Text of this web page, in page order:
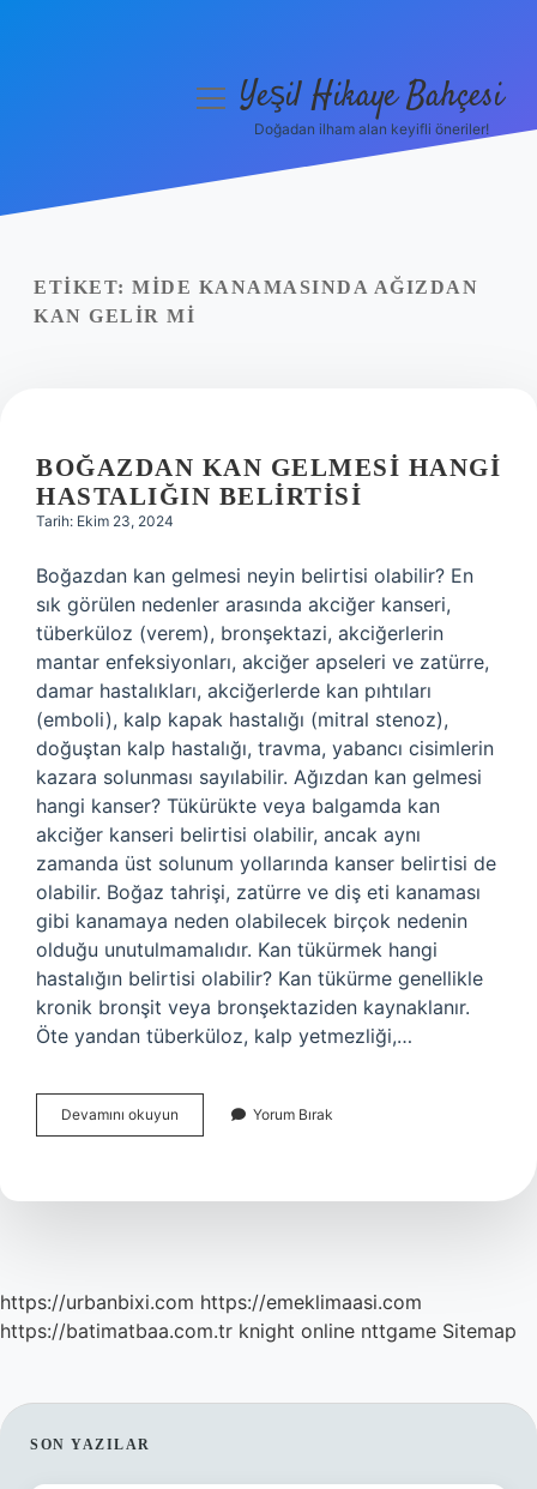
Yasal Uyarı
menüyüYeşil Hikaye Bahçesi
Doğadan ilham alan keyifli öneriler!
ETIKET: MIDE KANAMASINDA AĞIZDAN
KAN GELIR MI
BOĞAZDAN KAN GELMESI HANGI
HASTALIĞIN BELIRTISI
Tarih: Ekim 23, 2024
Boğazdan kan gelmesi neyin belirtisi olabilir? En
sık görülen nedenler arasında akciğer kanseri,
tüberküloz (verem), bronşektazi, akciğerlerin
mantar enfeksiyonları, akciğer apseleri ve zatürre,
damar hastalıkları, akciğerlerde kan pıhtıları
(emboli), kalp kapak hastalığı (mitral stenoz),
doğuştan kalp hastalığı, travma, yabancı cisimlerin
kazara solunması sayılabilir. Ağızdan kan gelmesi
hangi kanser? Tükürükte veya balgamda kan
akciğer kanseri belirtisi olabilir, ancak aynı
zamanda üst solunum yollarında kanser belirtisi de
olabilir. Boğaz tahrişi, zatürre ve diş eti kanaması
gibi kanamaya neden olabilecek birçok nedenin
olduğu unutulmamalıdır. Kan tükürmek hangi
hastalığın belirtisi olabilir? Kan tükürme genellikle
kronik bronşit veya bronşektaziden kaynaklanır.
Öte yandan tüberküloz, kalp yetmezliği,…
Devamını okuyun Boğazdan
Kan
Hastalığın
Yorum Bırak
https://urbanbixi.com https://emeklimaasi.com
https://batimatbaa.com.tr knight online nttgame Sitemap
SIDEBAR
SON YAZILAR